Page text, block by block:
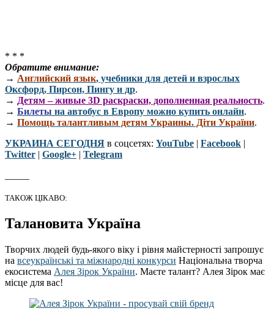
* * *
Обратите внимание:
→ Английский язык, учебники для детей и взрослых
Оксфорд, Пирсон, Пингу и др.
→ Детям – живые 3D раскраски, дополненная реальность.
→ Билеты на автобус в Европу можно купить онлайн.
→ Помощь талантливым детям Украины. Діти України.
УКРАИНА СЕГОДНЯ в соцсетях: YouTube | Facebook |
Twitter | Google+ | Telegram
ТАКОЖ ЦІКАВО:
Талановита Україна
Творчих людей будь-якого віку і рівня майстерності запрошує
на всеукраїнські та міжнародні конкурси Національна творча
екосистема Алея Зірок України. Маєте талант? Алея Зірок має
місце для вас!